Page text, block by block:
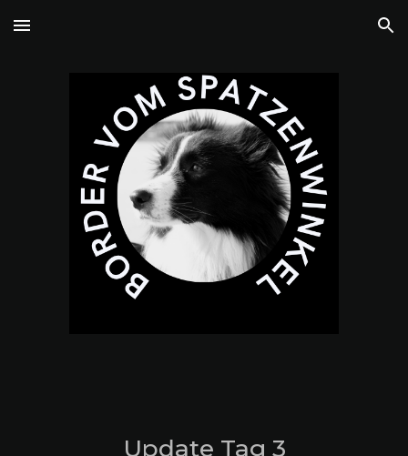
Skip to main content Skip to navigation
Update Tag 3